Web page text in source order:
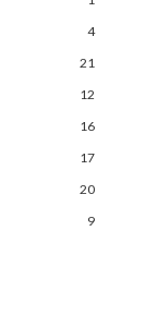
4
21
12
16
17
20
9